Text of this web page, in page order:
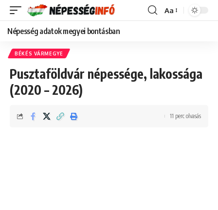
Font
Aa
Népesség adatok megyei bontásban
BÉKÉS VÁRMEGYE
Pusztaföldvár népessége, lakossága
(2020 – 2026)
11 perc olvasás